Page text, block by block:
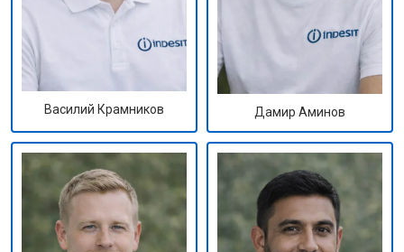
Василий Крамников Дамир Аминов